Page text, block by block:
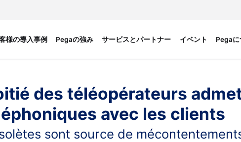
様の導入事例 Pegaの強み サービスとパートナー イベント Pegaに
des téléopérateurs
avec les clients
sont source de